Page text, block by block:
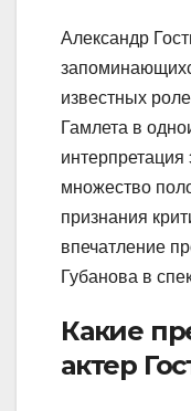
Александр
известных
Гамлета в
интерпретация
множество
признания
впечатление
Губанова в
Какие
актер